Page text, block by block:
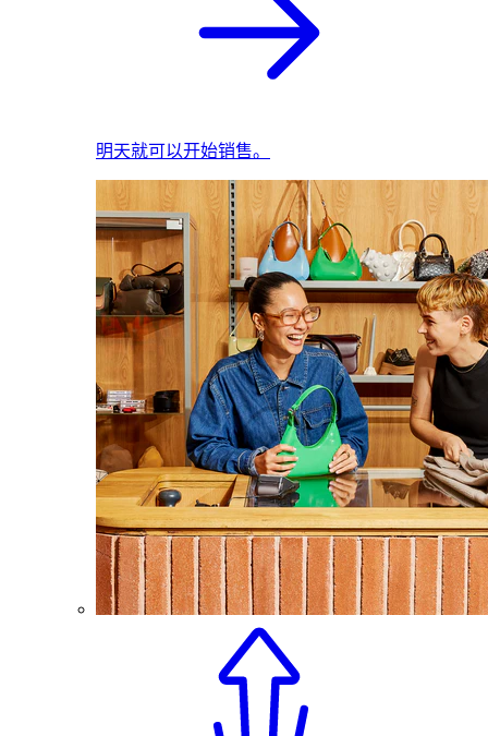
明天就可以开始销售。